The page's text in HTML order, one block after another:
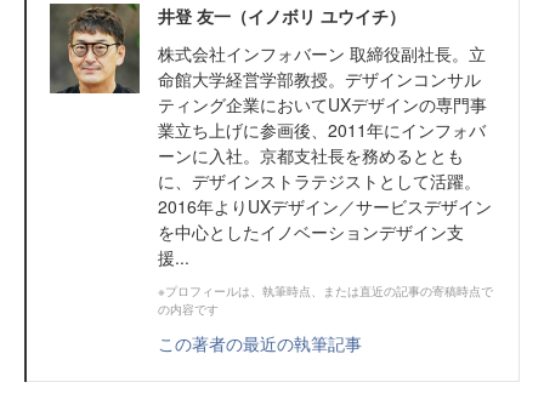
井登 友一（イノボリ ユウイチ）
株式会社インフォバーン 取締役副社長。立
命館大学経営学部教授。デザインコンサル
ティング企業においてUXデザインの専門事
業立ち上げに参画後、2011年にインフォバ
ーンに入社。京都支社長を務めるととも
に、デザインストラテジストとして活躍。
2016年よりUXデザイン／サービスデザイン
を中心としたイノベーションデザイン支
援...
※プロフィールは、執筆時点、または直近の記事の寄稿時点で
の内容です
この著者の最近の執筆記事